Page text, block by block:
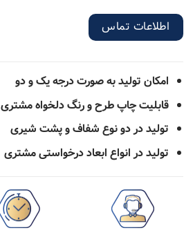
اطلاعات تماس
امکان تولید به صورت درجه یک و دو
قابلیت چاپ طرح و رنگ دلخواه مشتری
تولید در دو نوع شفاف و پشت شیری
تولید در انواع ابعاد درخواستی مشتری